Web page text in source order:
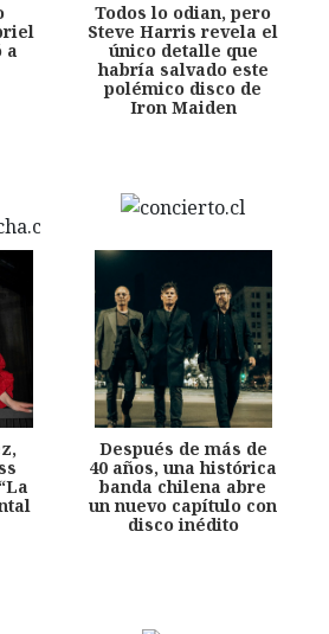
a
Todos lo odian, pero
Steve Harris revela el
único detalle que
habría salvado este
polémico disco de
Iron Maiden
Después de más de
40 años, una histórica
banda chilena abre
un nuevo capítulo con
disco inédito